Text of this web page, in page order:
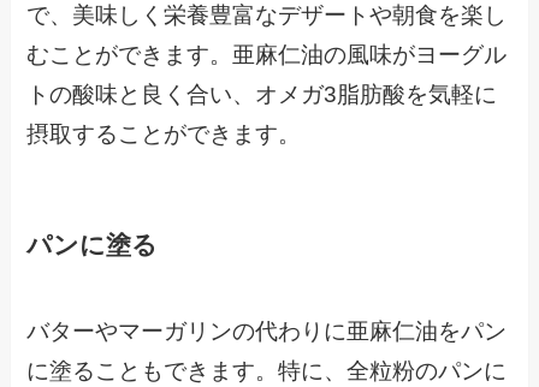
で、美味しく栄養豊富なデザートや朝食を楽し
むことができます。亜麻仁油の風味がヨーグル
トの酸味と良く合い、オメガ3脂肪酸を気軽に
摂取することができます。
パンに塗る
バターやマーガリンの代わりに亜麻仁油をパン
に塗ることもできます。特に、全粒粉のパンに